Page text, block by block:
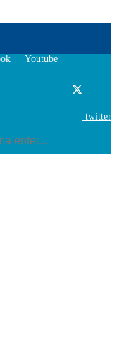
Youtube
twitter